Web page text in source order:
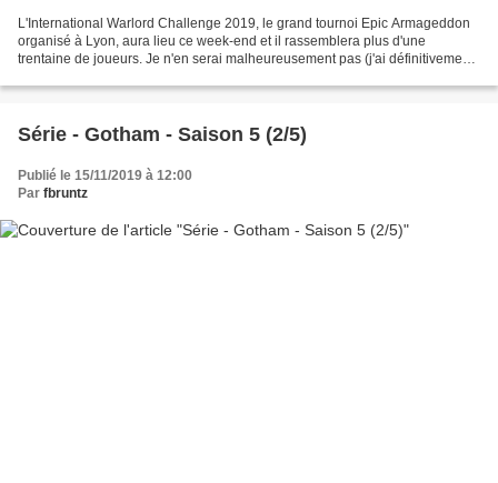
L'International Warlord Challenge 2019, le grand tournoi Epic Armageddon
organisé à Lyon, aura lieu ce week-end et il rassemblera plus d'une
trentaine de joueurs. Je n'en serai malheureusement pas (j'ai définitivement
Série - Gotham - Saison 5 (2/5)
Publié le 15/11/2019 à 12:00
Par fbruntz